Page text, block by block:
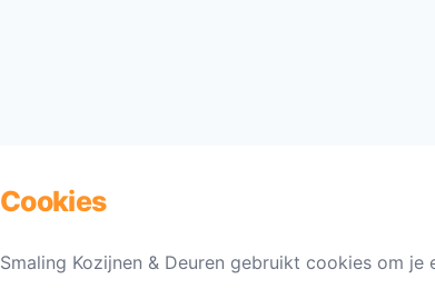
Cookies
Smaling Kozijnen & Deuren gebruikt cookies om